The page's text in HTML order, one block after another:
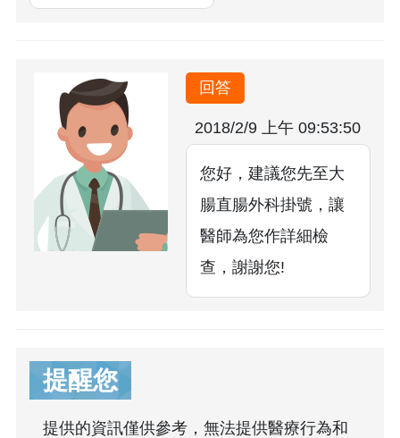
回答
2018/2/9 上午 09:53:50
您好，建議您先至大
腸直腸外科掛號，讓
醫師為您作詳細檢
查，謝謝您!
提醒您
提供的資訊僅供參考，無法提供醫療行為和